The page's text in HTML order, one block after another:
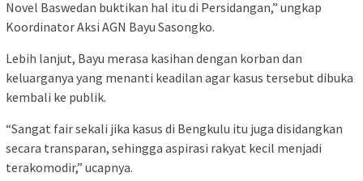
Novel Baswedan buktikan hal itu di Persidangan,” ungkap
Koordinator Aksi AGN Bayu Sasongko.
Lebih lanjut, Bayu merasa kasihan dengan korban dan
keluarganya yang menanti keadilan agar kasus tersebut dibuka
kembali ke publik.
“Sangat fair sekali jika kasus di Bengkulu itu juga disidangkan
secara transparan, sehingga aspirasi rakyat kecil menjadi
terakomodir,” ucapnya.